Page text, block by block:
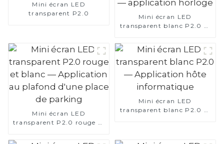
Mini écran LED
transparent P2.0
Mini écran LED
transparent blanc P2.0 —
Mini écran LED
transparent P2.0 rouge et
Mini écran LED
transparent blanc P2.0 —